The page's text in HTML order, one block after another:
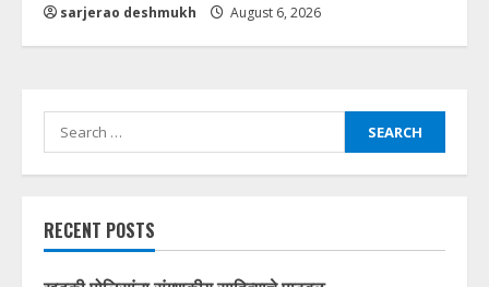
sarjerao deshmukh August 6, 2026
Search
for:
RECENT POSTS